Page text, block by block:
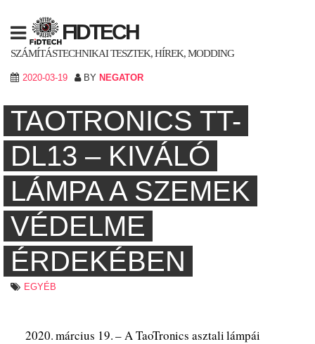
content
FIDTECH
SZÁMÍTÁSTECHNIKAI TESZTEK, HÍREK, MODDING
2020-03-19 BY NEGATOR
TAOTRONICS TT-
DL13 – KIVÁLÓ
LÁMPA A SZEMEK
VÉDELME
ÉRDEKÉBEN
EGYÉB
2020. március 19. – A TaoTronics asztali lámpái